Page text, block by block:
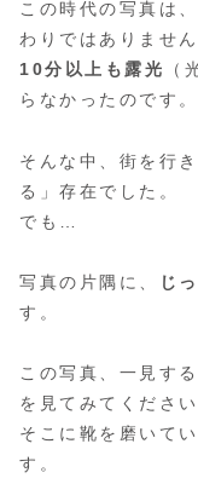
この時代の写真は
わりではありません
10分以上も露光
（
らなかったのです。
そんな中、街を行
る」存在でした。
でも…
写真の片隅に、 じ
す。
この写真、一見す
を見てみてください
そこに靴を磨いて
す。